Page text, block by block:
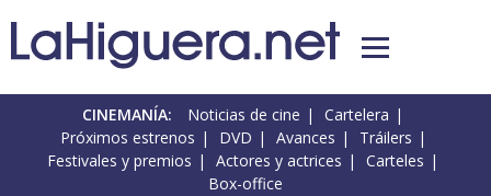
CINEMANÍA: Noticias de cine
Cartelera
Próximos estrenos
DVD Avances
Tráilers
Festivales y premios
Actores y actrices
Carteles
Box-office